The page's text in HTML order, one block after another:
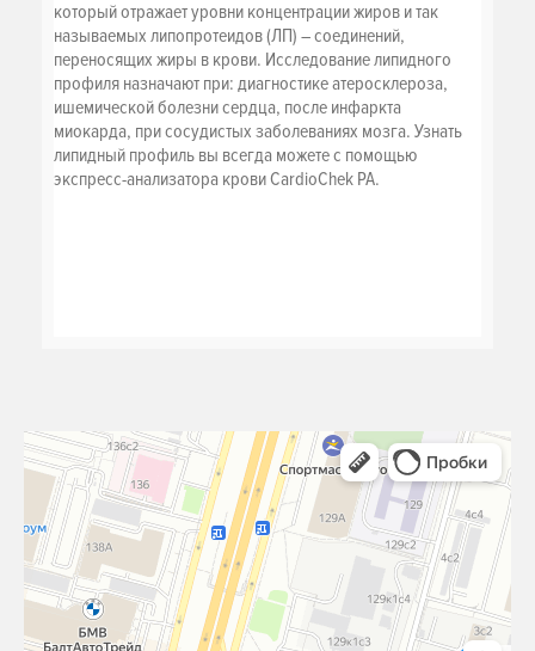
который отражает уровни концентрации жиров и так
называемых липопротеидов (ЛП) – соединений,
переносящих жиры в крови. Исследование липидного
профиля назначают при: диагностике атеросклероза,
ишемической болезни сердца, после инфаркта
миокарда, при сосудистых заболеваниях мозга. Узнать
липидный профиль вы всегда можете с помощью
экспресс-анализатора крови CardioChek PA.